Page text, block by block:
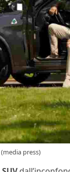
press)